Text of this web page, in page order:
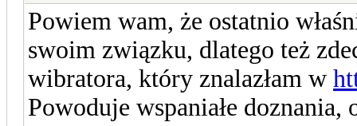
Powiem wam, że ostatnio
swoim związku, dlatego też
wibratora, który znalazłam w
Powoduje wspaniałe